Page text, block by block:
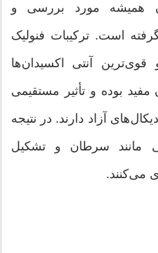
همیشه مورد بررسی و
است. ترکیبات فنولیک
آنتی اکسیدان‌ها
بوده و تأثیر مستقیمی
آزاد دارند. در نتیجه
مانند سرطان و تشکیل
می‌کنند.